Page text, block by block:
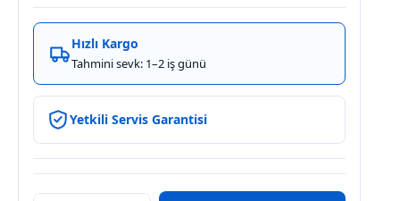
Hızlı Kargo
Tahmini sevk: 1–2 iş günü
Yetkili Servis Garantisi